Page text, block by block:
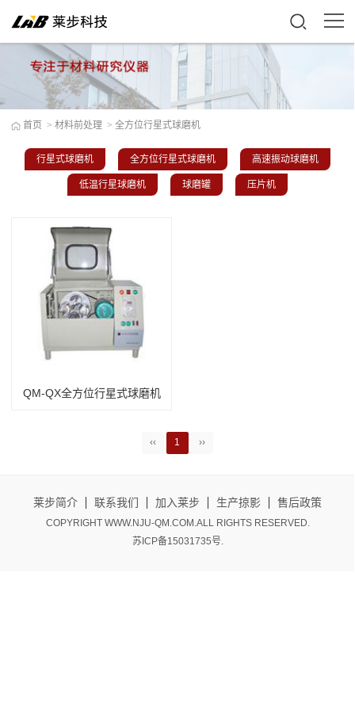
首页 > 材料前处理 > 全方位行星式球磨机
行星式球磨机 全方位行星式球磨机 高速振动球磨机
低温行星球磨机 球磨罐 压片机
QM-QX全方位行星式球磨机
‹‹ 1 ››
莱步简介 联系我们 加入莱步 生产掠影 售后政策
COPYRIGHT WWW.NJU-QM.COM.ALL RIGHTS RESERVED.
苏ICP备15031735号.